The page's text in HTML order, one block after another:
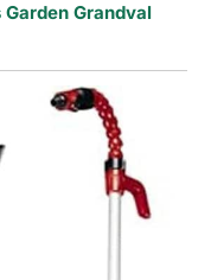
Garden Grandval